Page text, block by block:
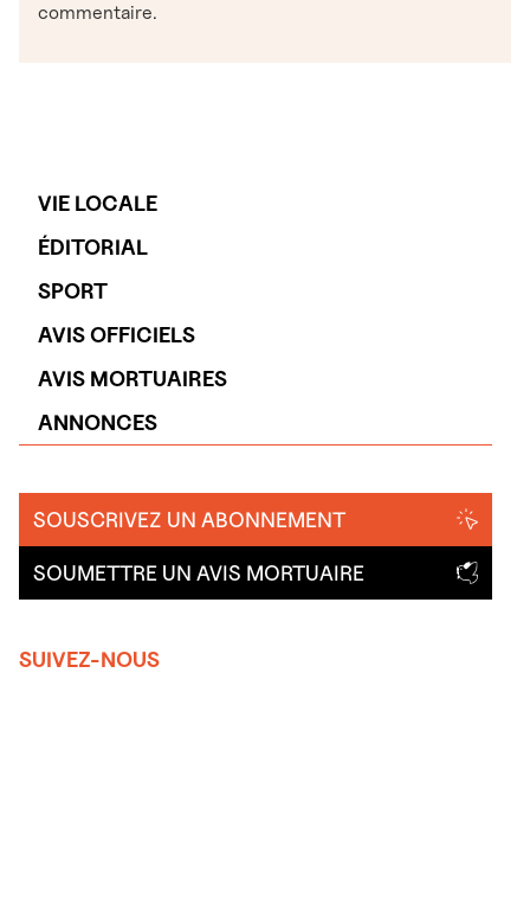
VIE LOCALE
ÉDITORIAL
SPORT
AVIS OFFICIELS
AVIS MORTUAIRES
ANNONCES
SOUSCRIVEZ UN ABONNEMENT
SOUMETTRE UN AVIS MORTUAIRE
SUIVEZ-NOUS
commentaire.